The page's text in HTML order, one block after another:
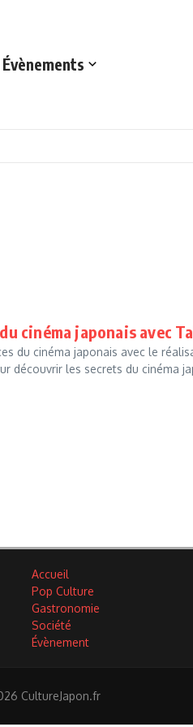
Évènements
cinéma japonais avec
du cinéma japonais avec le
découvrir les secrets du cinéma
Accueil
Pop Culture
Gastronomie
Société
Évènement